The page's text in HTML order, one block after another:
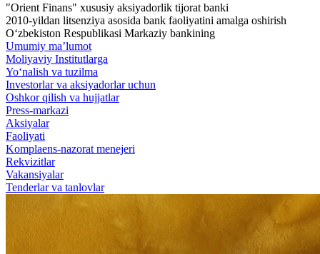
"Orient Finans" xususiy aksiyadorlik tijorat banki
2010-yildan litsenziya asosida bank faoliyatini amalga oshirish
O‘zbekiston Respublikasi Markaziy bankining
Umumiy ma’lumot
Moliyaviy Institutlarga
Yo‘nalish va tuzilma
Investorlar va aksiyadorlar uchun
Oshkor qilish va hujjatlar
Press-markazi
Aksiyalar
Faoliyati
Komplaens-nazorat menejeri
Rekvizitlar
Vakansiyalar
Tenderlar va tanlovlar